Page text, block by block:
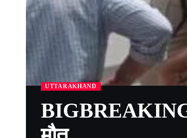
UTTARAKHAND